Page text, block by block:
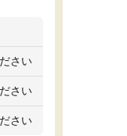
さい
さい
さい